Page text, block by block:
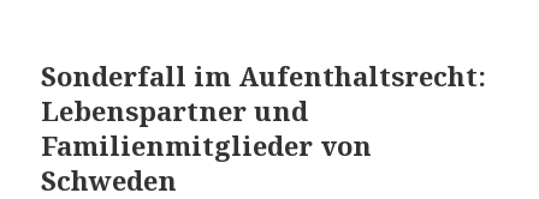
Sonderfall im Aufenthaltsrecht:
Lebenspartner und
Familienmitglieder von
Schweden